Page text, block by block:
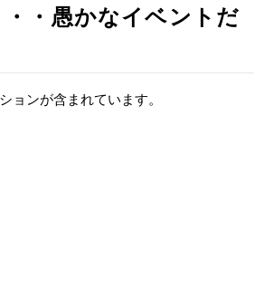
・愚かなイベントだ
ョンが含まれています。